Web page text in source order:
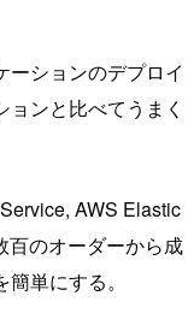
ションのデプロイ
ンと比べてうまく
AWS Elastic
百のオーダーから成
単にする。